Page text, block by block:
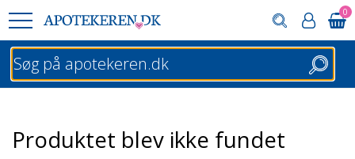
0
Søg
Produktet blev ikke fundet